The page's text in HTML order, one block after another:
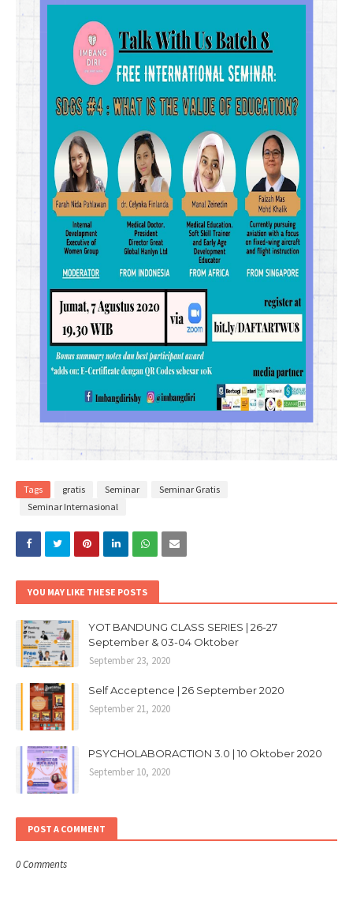
Tags gratis Seminar
Seminar Gratis
Seminar Internasional
YOU MAY LIKE THESE POSTS
YOT BANDUNG CLASS SERIES | 26-27
September & 03-04 Oktober
September 23, 2020
Self Acceptence | 26 September 2020
September 21, 2020
PSYCHOLABORACTION 3.0 | 10 Oktober 2020
September 10, 2020
POST A COMMENT
0 Comments